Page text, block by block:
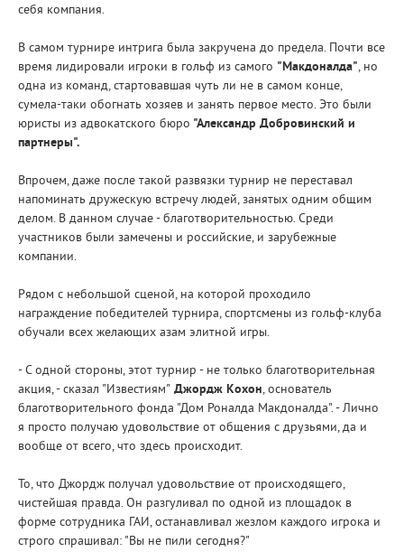
себя компания.
В самом турнире интрига была закручена до предела. Почти все
время лидировали игроки в гольф из самого "Макдоналда", но
одна из команд, стартовавшая чуть ли не в самом конце,
сумела-таки обогнать хозяев и занять первое место. Это были
юристы из адвокатского бюро "Александр Добровинский и
партнеры".
Впрочем, даже после такой развязки турнир не переставал
напоминать дружескую встречу людей, занятых одним общим
делом. В данном случае - благотворительностью. Среди
участников были замечены и российские, и зарубежные
компании.
Рядом с небольшой сценой, на которой проходило
награждение победителей турнира, спортсмены из гольф-клуба
обучали всех желающих азам элитной игры.
- С одной стороны, этот турнир - не только благотворительная
акция, - сказал "Известиям" Джордж Кохон, основатель
благотворительного фонда "Дом Роналда Макдоналда". - Лично
я просто получаю удовольствие от общения с друзьями, да и
вообще от всего, что здесь происходит.
То, что Джордж получал удовольствие от происходящего,
чистейшая правда. Он разгуливал по одной из площадок в
форме сотрудника ГАИ, останавливал жезлом каждого игрока и
строго спрашивал: "Вы не пили сегодня?"